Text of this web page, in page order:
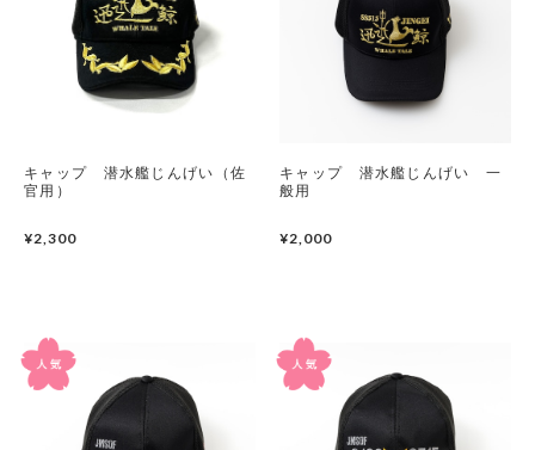
キャップ 潜水艦じんげい（佐
官用）
¥2,300
キャップ 潜水艦じんげい 一
般用
¥2,000